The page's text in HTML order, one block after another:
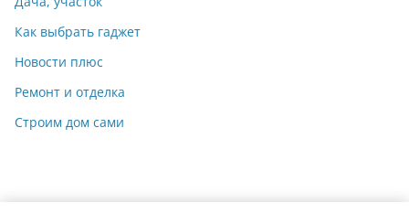
Как выбрать гаджет
Новости плюс
Ремонт и отделка
Строим дом сами